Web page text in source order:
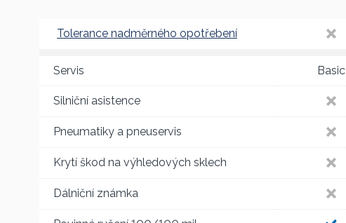
Tolerance nadměrného opotřebení
Servis Basic
Silniční asistence
Pneumatiky a pneuservis
Krytí škod na výhledových sklech
Dálniční známka